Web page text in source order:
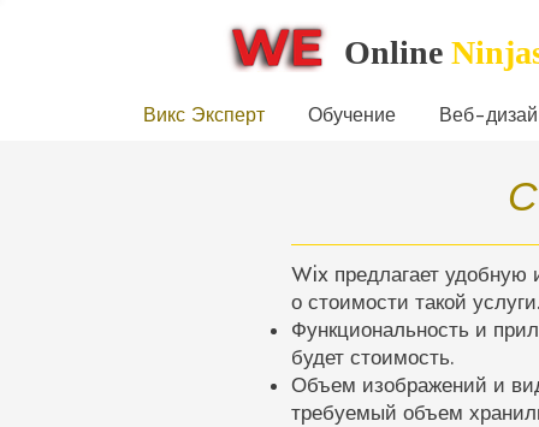
Online
Викс Эксперт Обучение Веб-
Wix предлагает удобную
о стоимости такой
Функциональность и
будет стоимость.
Объем изображений и
требуемый объем